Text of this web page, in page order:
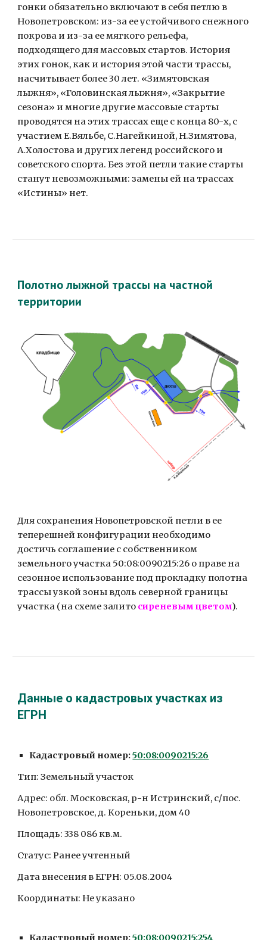
гонки обязательно включают в себя петлю в
Новопетровском: из-за ее устойчивого снежного
покрова и из-за ее мягкого рельефа,
подходящего для массовых стартов. История
этих гонок, как и история этой части трассы,
насчитывает более 30 лет. «Зимятовская
лыжня», «Головинская лыжня», «Закрытие
сезона» и многие другие массовые старты
проводятся на этих трассах еще с конца 80-х, с
участием Е.Вяльбе, С.Нагейкиной, Н.Зимятова,
А.Холостова и других легенд российского и
советского спорта. Без этой петли такие старты
станут невозможными: замены ей на трассах
«Истины» нет.
Полотно лыжной трассы на частной
территории
Для сохранения Новопетровской петли в ее
теперешней конфигурации необходимо
достичь соглашение с собственником
земельного участка 50:08:0090215:26 о праве на
сезонное использование под прокладку полотна
трассы узкой зоны вдоль северной границы
участка (на схеме залито сиреневым цветом).
Данные о кадастровых участках из
ЕГРН
Кадастровый номер: 50:08:0090215:26
Тип: Земельный участок
Адрес: обл. Московская, р-н Истринский, с/пос.
Новопетровское, д. Кореньки, дом 40
Площадь: 338 086 кв.м.
Статус: Ранее учтенный
Дата внесения в ЕГРН: 05.08.2004
Координаты: Не указано
Кадастровый номер: 50:08:0090215:254